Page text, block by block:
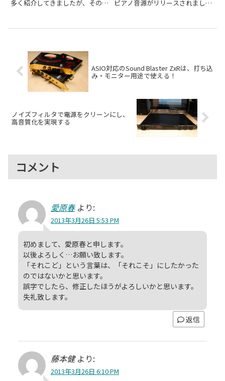
品セールも開催中
多く紹介してきましたが、そのユ
た。そのDOTEC-AUDIOが今年、
ピアノ音源がリリースされまし
ル中で半額の$99＝約15,000円）
ASIO対応のSound Blaster ZxRは、打ち込
み・モニター用途で使える！
ノイズフィルタで電源をクリーンにし、
高音質化を実現する
コメント
愛原春 より:
2013年3月26日 5:53 PM
初めまして、愛原春と申します。
以後よろしく…お願い致します。
「それこど」という言葉は、「それこそ」にしたかった
のではないかと思います。
誤字でしたら、修正したほうがよろしいかと思います。
失礼致します。
返信
藤本健 より:
2013年3月26日 6:10 PM